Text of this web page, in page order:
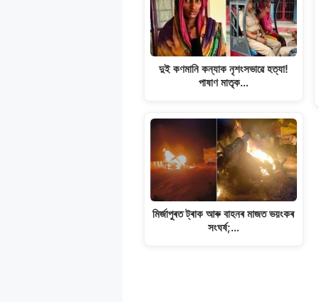
দুই কণমানি কন্যাক নৃশংসভাৱে হত্যা!
পাষাণ মাতৃক…
মিৰ্জাপুৰত ট্ৰাক আৰু বাহনৰ মাজত ভয়ংকৰ
সংঘৰ্ষ;…